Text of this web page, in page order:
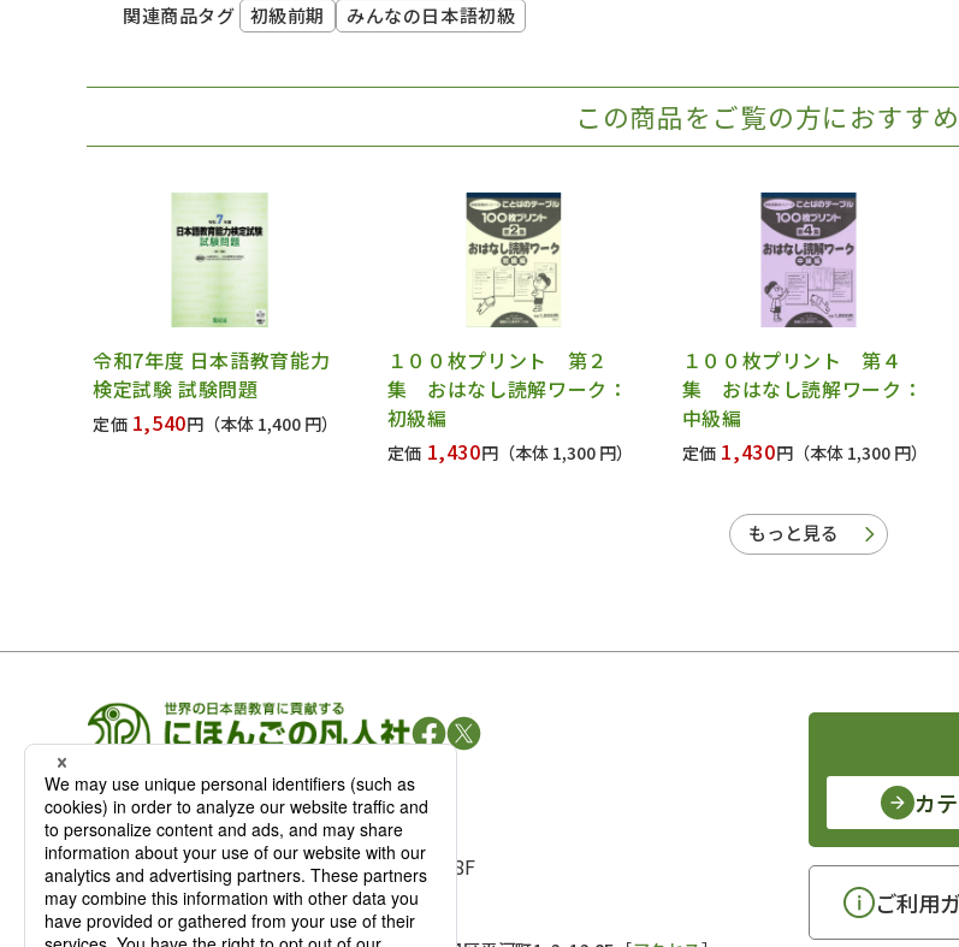
関連商品タグ 初級前期 みんなの日本語初級
この商品をご覧の方におすす
令和7年度 日本語教育能力
検定試験 試験問題
定価 1,540円 （本体 1,400 円）
１００枚プリント 第２
集 おはなし読解ワーク：
初級編
定価 1,430円 （本体 1,300 円）
１００枚プリント 第４
集 おはなし読解ワーク：
中級編
定価 1,430円 （本体 1,300 円）
もっと見る
凡人社の出版情報
〒102-0093 東京都千代田区平河町 1-3-13 8F
TEL：03-3263-3959／FAX：03-3263-3116
カ
ご利用